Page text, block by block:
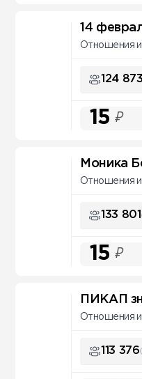
14
Отношения и
124 873
15 ₽
Моника
Отношения и
133 801
15 ₽
ПИКАП
Отношения и
113 376